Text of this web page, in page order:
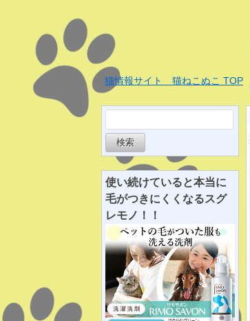
猫情報サイト 猫ねこぬこ TOP
索:
使い続けていると本当に
毛がつきにくくなるスグ
レモノ！！